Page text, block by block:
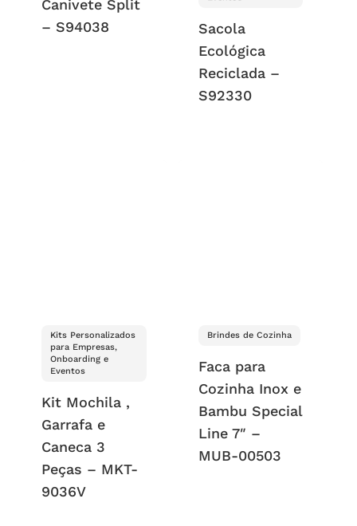
Canivete Split
– S94038
Sacola
Ecológica
Reciclada –
S92330
Kits Personalizados
para Empresas,
Onboarding e
Eventos
Kit Mochila ,
Garrafa e
Caneca 3
Peças – MKT-
9036V
Brindes de Cozinha
Faca para
Cozinha Inox e
Bambu Special
Line 7″ –
MUB-00503